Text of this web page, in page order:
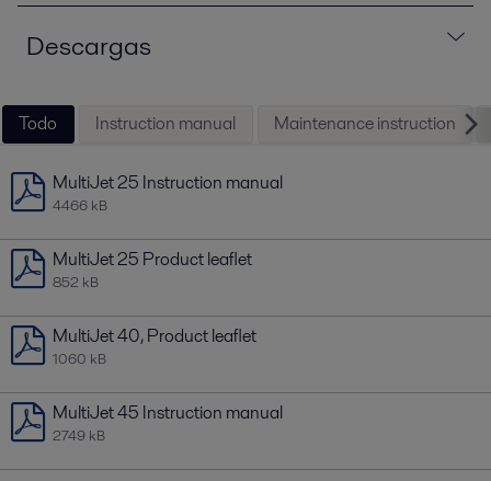
Descargas
Todo Instruction manual Maintenance instruction
MultiJet 25 Instruction manual
4466 kB
MultiJet 25 Product leaflet
852 kB
MultiJet 40, Product leaflet
1060 kB
MultiJet 45 Instruction manual
2749 kB